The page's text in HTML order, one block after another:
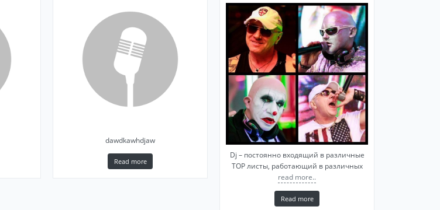
dawdkawhdjaw
Read more
Dj – постоянно входящий в различные
ТОР листы, работающий в различных
read more..
Read more